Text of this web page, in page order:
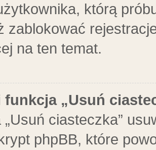
którą
zablokować
na ten temat.
funkcja „Usuń
„Usuń ciasteczka”
phpBB, które